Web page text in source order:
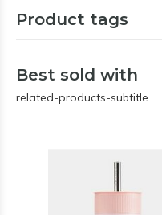
Product tags
Best sold with
related-products-subtitle